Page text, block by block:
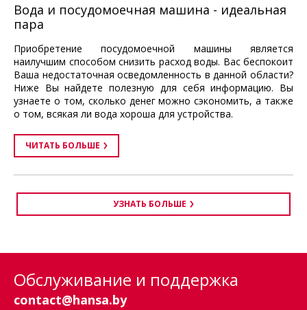
Вода и посудомоечная машина - идеальная
пара
Приобретение посудомоечной машины является
наилучшим способом снизить расход воды. Вас беспокоит
Ваша недостаточная осведомленность в данной области?
Ниже Вы найдете полезную для себя информацию. Вы
узнаете о том, сколько денег можно сэкономить, а также
о том, всякая ли вода хороша для устройства.
ЧИТАТЬ БОЛЬШЕ
УЗНАТЬ БОЛЬШЕ
Обслуживание и поддержка
contact@hansa.by